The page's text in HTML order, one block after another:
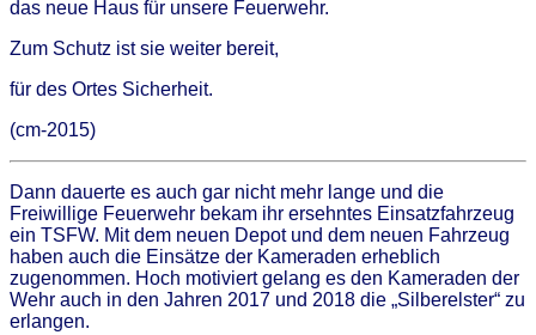
das neue Haus für unsere Feuerwehr.
Zum Schutz ist sie weiter bereit,
für des Ortes Sicherheit.
(cm-2015)
Dann dauerte es auch gar nicht mehr lange und die
Freiwillige Feuerwehr bekam ihr ersehntes Einsatzfahrzeug
ein TSFW. Mit dem neuen Depot und dem neuen Fahrzeug
haben auch die Einsätze der Kameraden erheblich
zugenommen. Hoch motiviert gelang es den Kameraden der
Wehr auch in den Jahren 2017 und 2018 die „Silberelster“ zu
erlangen.